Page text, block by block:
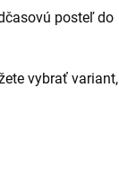
posteľ do
vybrať variant,